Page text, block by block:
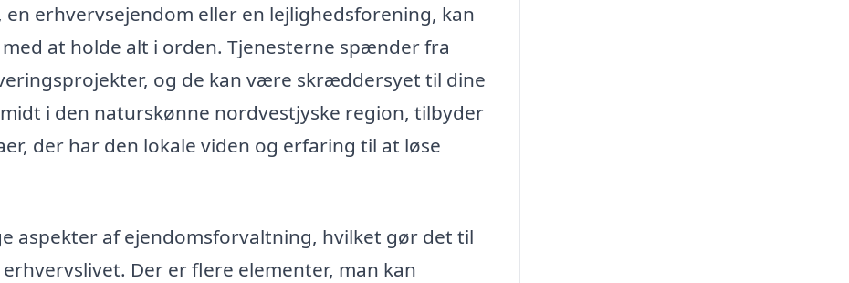
erhvervsejendom eller en lejlighedsforening, kan
at holde alt i orden. Tjenesterne spænder fra
og de kan være skræddersyet til dine
i den naturskønne nordvestjyske region, tilbyder
der har den lokale viden og erfaring til at løse
aspekter af ejendomsforvaltning, hvilket gør det til
Der er flere elementer, man kan